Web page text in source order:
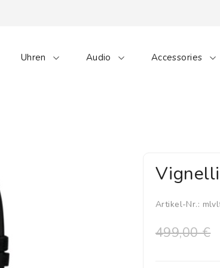
Uhren Audio Accessories
Artikel-Nr.:
499,00 €